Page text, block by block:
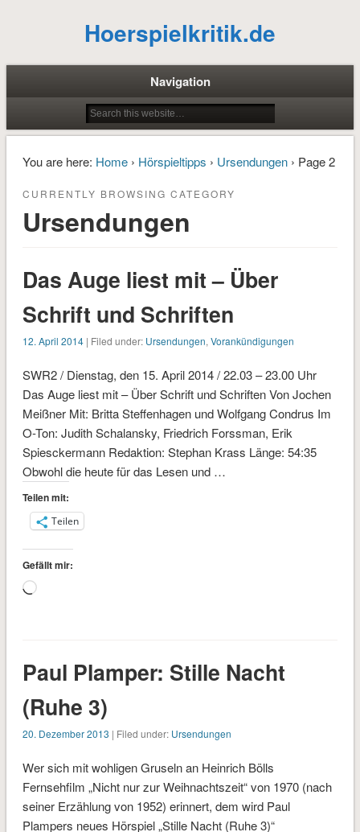
Hoerspielkritik.de
Navigation
You are here: Home› Hörspieltipps › Ursendungen› Page 2
CURRENTLY BROWSING CATEGORY
Ursendungen
Das Auge liest mit – Über
Schrift und Schriften
12. April 2014| Filed under: Ursendungen, Vorankündigungen
SWR2 / Dienstag, den 15. April 2014 / 22.03 – 23.00 Uhr
Das Auge liest mit – Über Schrift und Schriften Von Jochen
Meißner Mit: Britta Steffenhagen und Wolfgang Condrus Im
O-Ton: Judith Schalansky, Friedrich Forssman, Erik
Spiesckermann Redaktion: Stephan Krass Länge: 54:35
Obwohl die heute für das Lesen und …
Teilen mit:
Teilen
Gefällt mir:
Wird
Paul Plamper: Stille Nacht
(Ruhe 3)
20. Dezember 2013 | Filed under: Ursendungen
Wer sich mit wohligen Gruseln an Heinrich Bölls
Fernsehfilm „Nicht nur zur Weihnachtszeit“ von 1970 (nach
seiner Erzählung von 1952) erinnert, dem wird Paul
Plampers neues Hörspiel „Stille Nacht (Ruhe 3)“